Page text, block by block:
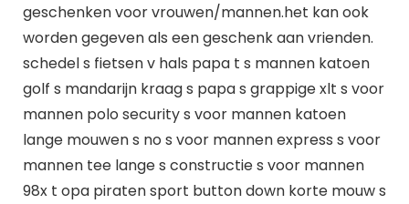
geschenken voor vrouwen/mannen.het kan ook
worden gegeven als een geschenk aan vrienden.
schedel s fietsen v hals papa t s mannen katoen
golf s mandarijn kraag s papa s grappige xlt s voor
mannen polo security s voor mannen katoen
lange mouwen s no s voor mannen express s voor
mannen tee lange s constructie s voor mannen
98x t opa piraten sport button down korte mouw s